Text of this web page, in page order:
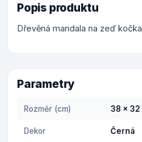
Popis produktu
Dřevěná mandala na zeď kočka
Parametry
Rozměr (cm) 38 x 32
Dekor Černá